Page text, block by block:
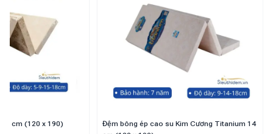
Đệm bông chống khuẩn Hanvico 14 cm (120
Đệm bông ép Everon